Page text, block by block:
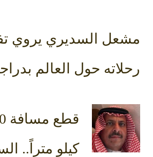
مشعل السديري يروي
رحلاته حول العالم
كيلو متراً..